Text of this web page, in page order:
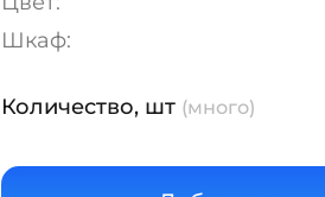
Шкаф:
Количество, шт (много)